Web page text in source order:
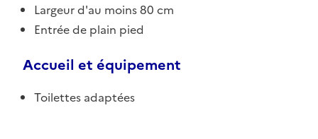
Largeur d'au moins 80 cm
Entrée de plain pied
Accueil et équipement
Toilettes adaptées